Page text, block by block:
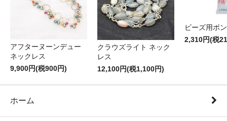
アフターヌーンデュー
ネックレス
9,900円(税900円)
クラウズライト ネック
レス
12,100円(税1,100円)
ビーズ用ボ
2,310円(税
ホーム